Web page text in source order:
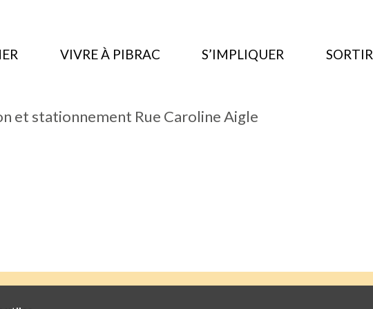
VIVRE À PIBRAC S’IMPLIQUER SORTIR
et stationnement Rue Caroline Aigle